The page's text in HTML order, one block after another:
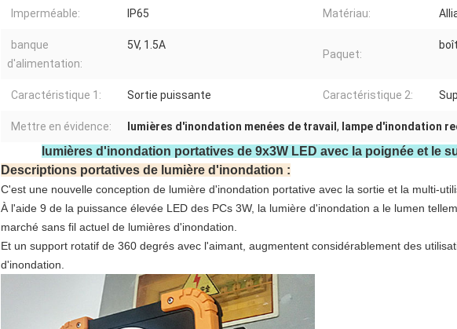
Imperméable: IP65 Matériau:
banque
d'alimentation:
5V, 1.5A
Paquet:
Caractéristique 1: Sortie puissante Caractéristique 2:
Mettre en évidence: lumières d'inondation menées de travail , lampe d'inondation
lumières d'inondation portatives de 9x3W LED avec la poignée et le
Descriptions portatives de lumière d'inondation :
C'est une nouvelle conception de lumière d'inondation portative avec la sortie et la multi-
À l'aide 9 de la puissance élevée LED des PCs 3W, la lumière d'inondation a le lumen
marché sans fil actuel de lumières d'inondation.
Et un support rotatif de 360 degrés avec l'aimant, augmentent considérablement des
d'inondation.